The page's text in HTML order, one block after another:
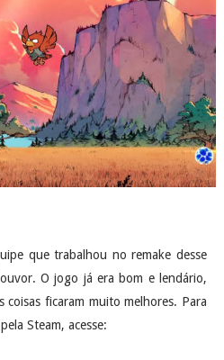
que trabalhou no remake desse
O jogo já era bom e lendário,
coisas ficaram muito melhores. Para
Steam, acesse: